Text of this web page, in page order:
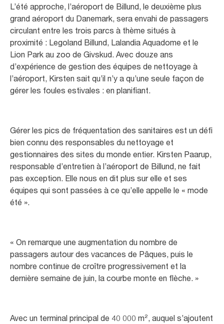
L’été approche, l’aéroport de Billund, le deuxième plus
grand aéroport du Danemark, sera envahi de passagers
circulant entre les trois parcs à thème situés à
proximité : Legoland Billund, Lalandia Aquadome et le
Lion Park au zoo de Givskud. Avec douze ans
d’expérience de gestion des équipes de nettoyage à
l’aéroport, Kirsten sait qu’il n’y a qu’une seule façon de
gérer les foules estivales : en planifiant.
Gérer les pics de fréquentation des sanitaires est un défi
bien connu des responsables du nettoyage et
gestionnaires des sites du monde entier. Kirsten Paarup,
responsable d’entretien à l’aéroport de Billund, ne fait
pas exception. Elle nous en dit plus sur elle et ses
équipes qui sont passées à ce qu’elle appelle le « mode
été ».
« On remarque une augmentation du nombre de
passagers autour des vacances de Pâques, puis le
nombre continue de croître progressivement et la
dernière semaine de juin, la courbe monte en flèche. »
Avec un terminal principal de 40 000 m², auquel s’ajoutent